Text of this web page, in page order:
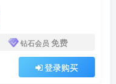
钻石会员 免费
登录购买